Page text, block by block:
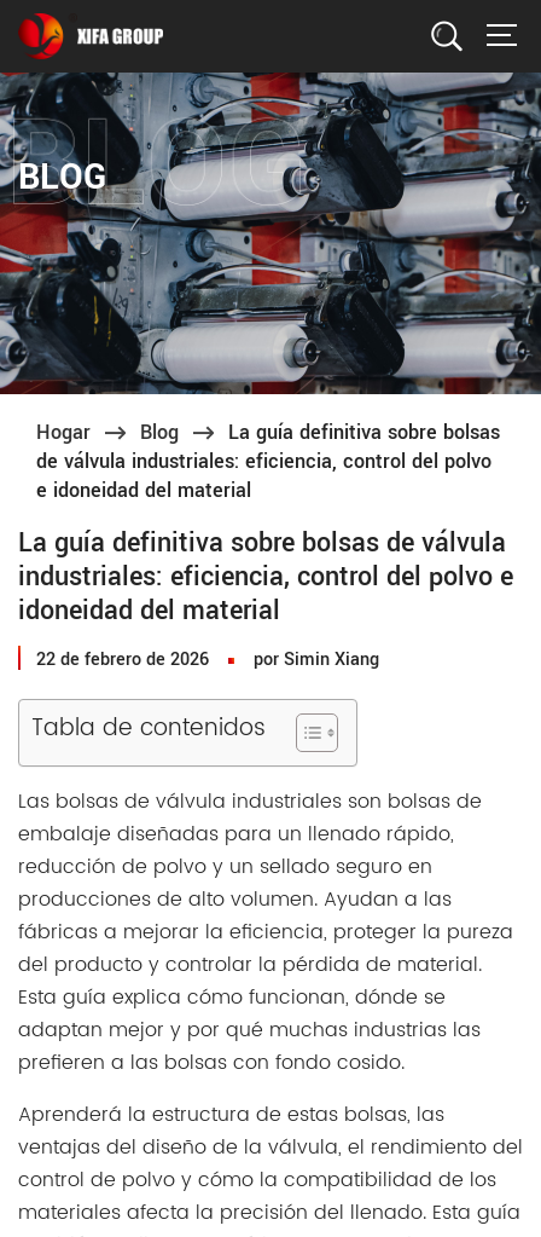
Buscar
BLOG
Hogar Blog
La guía definitiva sobre bolsas
de válvula industriales: eficiencia, control del polvo
e idoneidad del material
La guía definitiva sobre bolsas de válvula
industriales: eficiencia, control del polvo e
idoneidad del material
22 de febrero de 2026 por Simin Xiang
Tabla de contenidos
Las bolsas de válvula industriales son bolsas de
embalaje diseñadas para un llenado rápido,
reducción de polvo y un sellado seguro en
producciones de alto volumen. Ayudan a las
fábricas a mejorar la eficiencia, proteger la pureza
del producto y controlar la pérdida de material.
Esta guía explica cómo funcionan, dónde se
adaptan mejor y por qué muchas industrias las
prefieren a las bolsas con fondo cosido.
Aprenderá la estructura de estas bolsas, las
ventajas del diseño de la válvula, el rendimiento del
control de polvo y cómo la compatibilidad de los
materiales afecta la precisión del llenado. Esta guía